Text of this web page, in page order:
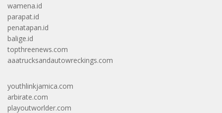
wamena.id
parapat.id
penatapan.id
balige.id
topthreenews.com
aaatrucksandautowreckings.com
youthlinkjamica.com
arbirate.com
playoutworlder.com